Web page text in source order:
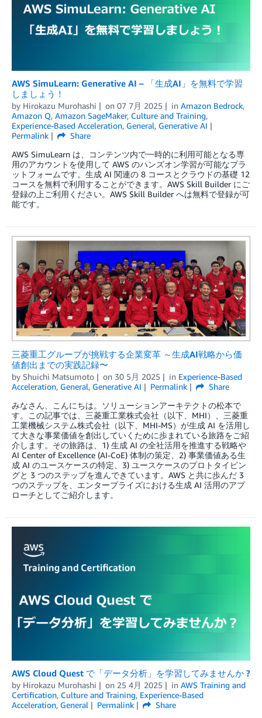
AWS SimuLearn: Generative AI – 「生成AI」を無料で学習
しましょう！
by Hirokazu Murohashi on 07 7月 2025 in Amazon Bedrock,
Amazon Q, Amazon SageMaker, Culture and Training,
Experience-Based Acceleration, General, Generative AI
Permalink
Share
AWS SimuLearn は、コンテンツ内で一時的に利用可能となる専
用のアカウントを使用して AWS のハンズオン学習が可能なプラ
ットフォームです。生成 AI 関連の 8 コースとクラウドの基礎 12
コースを無料で利用することができます。AWS Skill Builder にご
登録の上ご利用ください。AWS Skill Builder へは無料で登録が可
能です。
三菱重工グループが挑戦する企業変革 ～生成AI戦略から価
値創出までの実践記録〜
by Shuichi Matsumoto on 30 5月 2025 in Experience-Based
Acceleration, General, Generative AI Permalink
Share
みなさん、こんにちは。ソリューションアーキテクトの松本で
す。この記事では、三菱重工業株式会社（以下、MHI）、三菱重
工業機械システム株式会社（以下、MHI-MS）が生成 AI を活用し
て大きな事業価値を創出していくために歩まれている旅路をご紹
介します。その旅路は、1) 生成 AI の全社活用を推進する戦略や
AI Center of Excellence (AI-CoE) 体制の策定、2) 事業価値ある生
成 AI のユースケースの特定、3) ユースケースのプロトタイピン
グと 3 つのステップを進んできています。AWS と共に歩んだ 3
つのステップを、エンタープライズにおける生成 AI 活用のアプ
ローチとしてご紹介します。
AWS Cloud Quest で「データ分析」を学習してみませんか ?
by Hirokazu Murohashi on 25 4月 2025 in AWS Training and
Certification, Culture and Training, Experience-Based
Acceleration, General Permalink
Share